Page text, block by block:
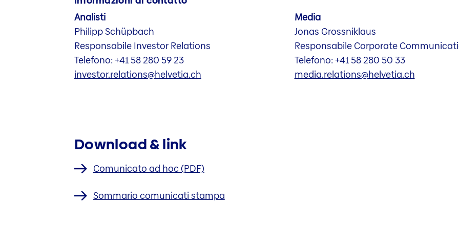
Analisti
Philipp Schüpbach
Responsabile Investor Relations
Telefono: +41 58 280 59 23
investor.relations@helvetia.ch
Media
Jonas Grossniklaus
Responsabile Corporate
Telefono: +41 58 280 50 33
media.relations@helvetia.ch
Download & link
Comunicato ad hoc (PDF)
Sommario comunicati stampa